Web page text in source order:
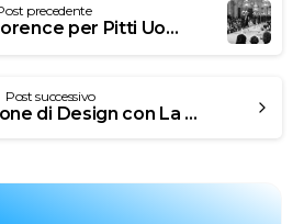
precedente
Fashion in Florence per Pitti Uomo 2017
Post successivo
Collaborazione di Design con La Gabbianella